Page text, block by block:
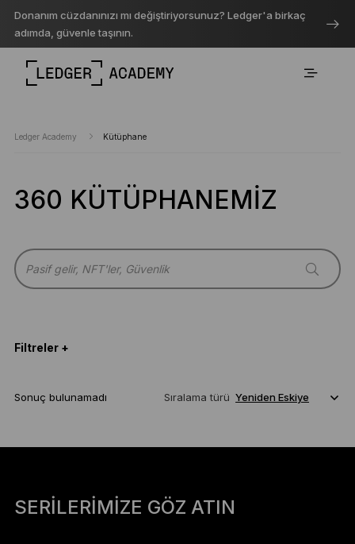
Donanım cüzdanınızı mı değiştiriyorsunuz? Ledger'a birkaç
adımda, güvenle taşının.
Ledger Academy Kütüphane
360 KÜTÜPHANEMIZ
Filtreler +
Sonuç bulunamadı Sıralama türü
SERILERIMIZE GÖZ ATIN